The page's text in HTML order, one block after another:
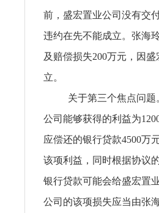
前，盛宏置业公司没有交
违约在先不能成立。张海
及赔偿损失200万元，因
立。
关于第三个焦点问
公司能够获得的利益为
应偿还的银行贷款4500万
该项利益，同时根据协议
银行贷款可能会给盛宏置
公司的该项损失应当由张